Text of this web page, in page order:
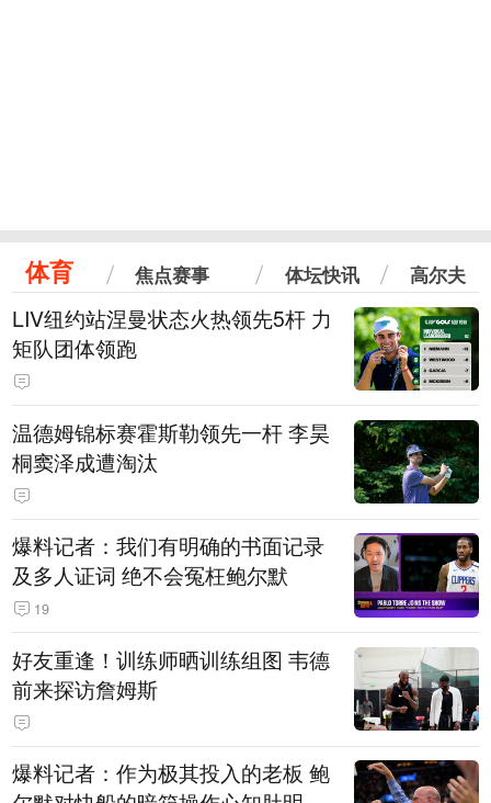
体育 焦点赛事 体坛快讯 高尔夫
LIV纽约站涅曼状态火热领先5杆 力
矩队团体领跑
温德姆锦标赛霍斯勒领先一杆 李昊
桐窦泽成遭淘汰
爆料记者：我们有明确的书面记录
及多人证词 绝不会冤枉鲍尔默
19
好友重逢！训练师晒训练组图 韦德
前来探访詹姆斯
爆料记者：作为极其投入的老板 鲍